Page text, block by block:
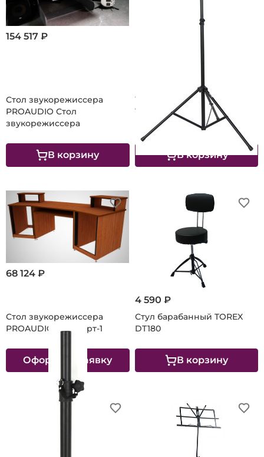
Стол звукорежиссера
PROAUDIO Стол
звукорежиссера
154 517 ₽
В корзину
Т-образная стойка TOREX
5 477 ₽
В корзину
Стол звукорежиссера
PROAUDIO Стандарт-1
68 124 ₽
Оформить заявку
Стул барабанный TOREX
DT180
4 590 ₽
В корзину